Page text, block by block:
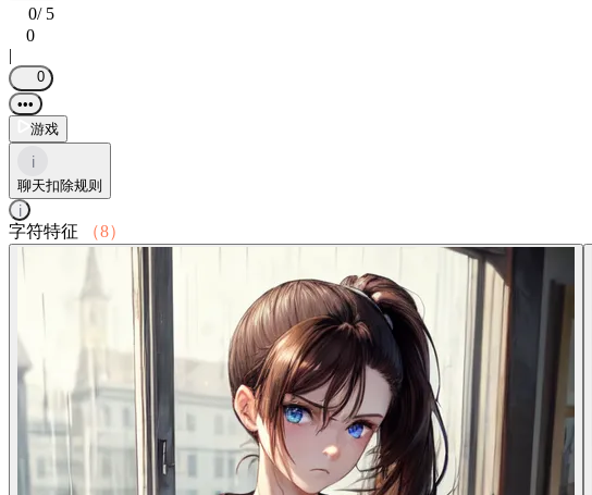
0/ 5
0
|
0
•••
游戏
i
聊天扣除规则
i
字符特征
（8）